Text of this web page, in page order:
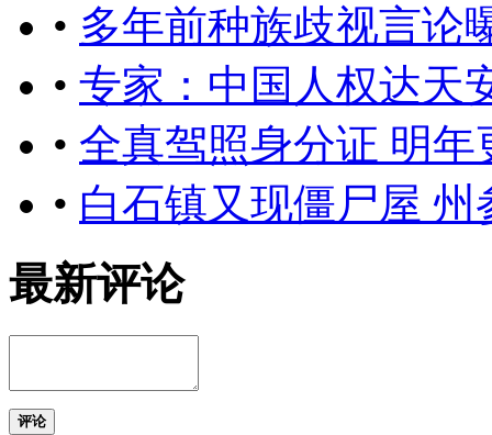
• 多年前种族歧视言论
• 专家：中国人权达天
• 全真驾照身分证 明年
• 白石镇又现僵尸屋 州
最新评论
评论